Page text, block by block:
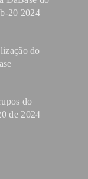
20 2024
do
do
de 2024